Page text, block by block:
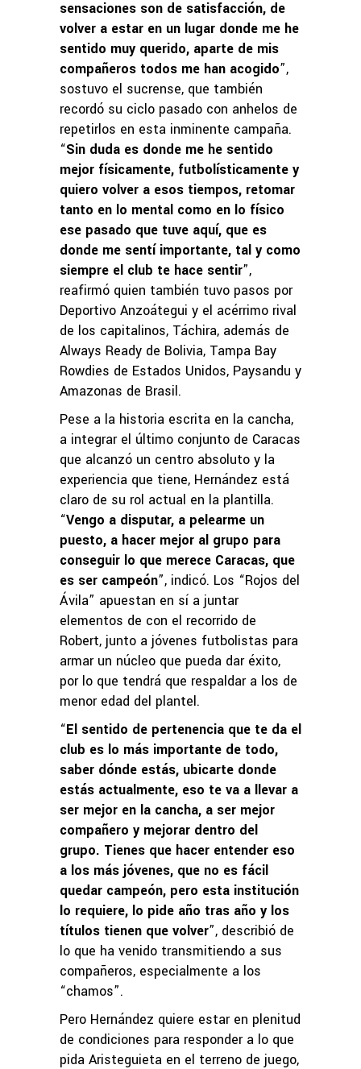
sensaciones son de satisfacción, de
volver a estar en un lugar donde me he
sentido muy querido, aparte de mis
compañeros todos me han acogido”,
sostuvo el sucrense, que también
recordó su ciclo pasado con anhelos de
repetirlos en esta inminente campaña.
“Sin duda es donde me he sentido
mejor físicamente, futbolísticamente y
quiero volver a esos tiempos, retomar
tanto en lo mental como en lo físico
ese pasado que tuve aquí, que es
donde me sentí importante, tal y como
siempre el club te hace sentir”,
reafirmó quien también tuvo pasos por
Deportivo Anzoátegui y el acérrimo rival
de los capitalinos, Táchira, además de
Always Ready de Bolivia, Tampa Bay
Rowdies de Estados Unidos, Paysandu y
Amazonas de Brasil.
Pese a la historia escrita en la cancha,
a integrar el último conjunto de Caracas
que alcanzó un centro absoluto y la
experiencia que tiene, Hernández está
claro de su rol actual en la plantilla.
“Vengo a disputar, a pelearme un
puesto, a hacer mejor al grupo para
conseguir lo que merece Caracas, que
es ser campeón”, indicó. Los “Rojos del
Ávila” apuestan en sí a juntar
elementos de con el recorrido de
Robert, junto a jóvenes futbolistas para
armar un núcleo que pueda dar éxito,
por lo que tendrá que respaldar a los de
menor edad del plantel.
“El sentido de pertenencia que te da el
club es lo más importante de todo,
saber dónde estás, ubicarte donde
estás actualmente, eso te va a llevar a
ser mejor en la cancha, a ser mejor
compañero y mejorar dentro del
grupo. Tienes que hacer entender eso
a los más jóvenes, que no es fácil
quedar campeón, pero esta institución
lo requiere, lo pide año tras año y los
títulos tienen que volver”, describió de
lo que ha venido transmitiendo a sus
compañeros, especialmente a los
“chamos”.
Pero Hernández quiere estar en plenitud
de condiciones para responder a lo que
pida Aristeguieta en el terreno de juego,